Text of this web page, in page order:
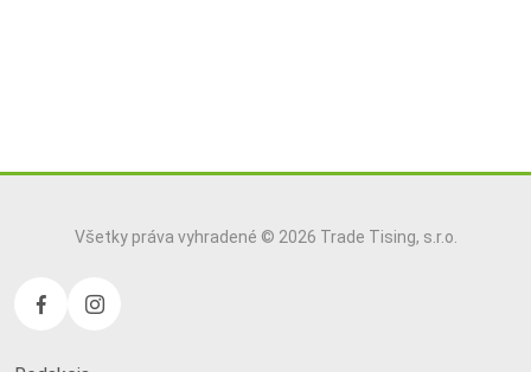
Všetky práva vyhradené © 2026 Trade Tising, s.r.o.